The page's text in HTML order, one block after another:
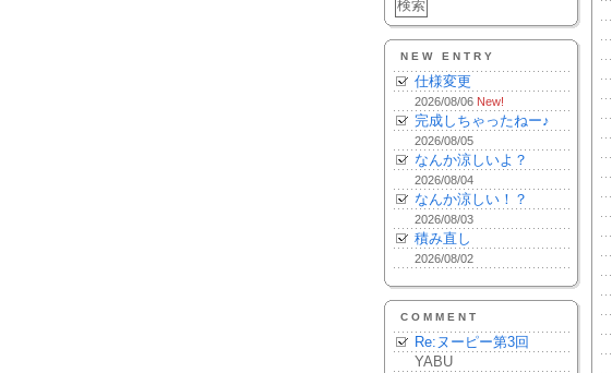
NEW ENTRY
仕様変更
2026/08/06 New!
完成しちゃったねー♪
2026/08/05
なんか涼しいよ？
2026/08/04
なんか涼しい！？
2026/08/03
積み直し
2026/08/02
COMMENT
Re:ヌーピー第3回
YABU